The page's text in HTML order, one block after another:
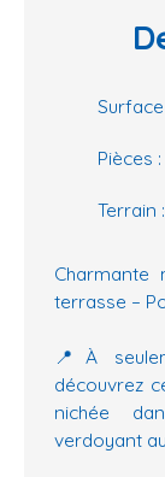
Surface
Pièces :
Terrain :
terrasse –
📍À
découvrez
nichée
verdoyant